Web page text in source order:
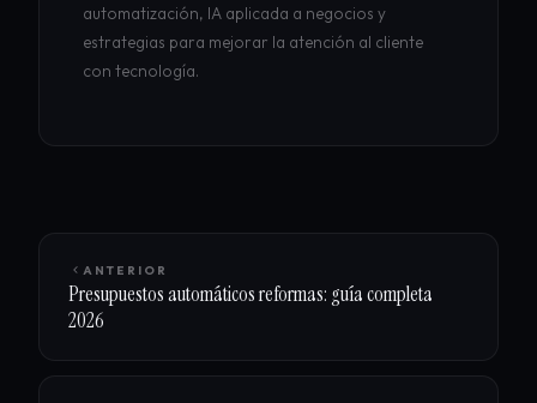
automatización, IA aplicada a negocios y
estrategias para mejorar la atención al cliente
con tecnología.
ANTERIOR
Presupuestos automáticos reformas: guía completa
2026